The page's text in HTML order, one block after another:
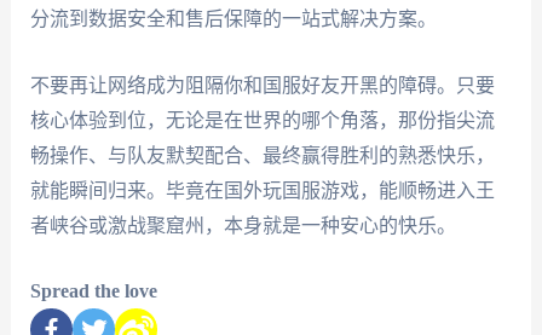
分流到数据安全和售后保障的一站式解决方案。
不要再让网络成为阻隔你和国服好友开黑的障碍。只要
核心体验到位，无论是在世界的哪个角落，那份指尖流
畅操作、与队友默契配合、最终赢得胜利的熟悉快乐，
就能瞬间归来。毕竟在国外玩国服游戏，能顺畅进入王
者峡谷或激战聚窟州，本身就是一种安心的快乐。
Spread the love